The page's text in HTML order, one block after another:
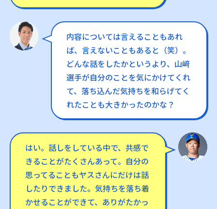
内容については言えることもあれ
ば、言えないこともあると（笑）。
どんな話をしたかというより、山﨑
選手が自分のことを気にかけてくれ
て、落ち込んだ気持ちを和らげてく
れたことも大きかったのかな？
はい。話しをしている中で、共感で
きることがたくさんあって。自分の
思ってることもヤスさんにだけは話
したりできました。気持ちを落ち着
かせることができて、ありがたかっ